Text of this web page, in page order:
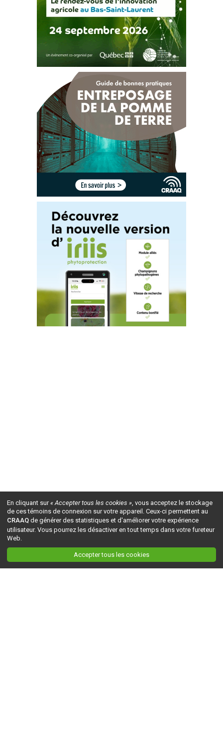
En cliquant sur« Accepter tous les cookies », vous acceptez le stockage
de ces témoins de connexion sur votre appareil. Ceux-ci permettent au
CRAAQ de générer des statistiques et d'améliorer votre expérience
utilisateur. Vous pourrez les désactiver en tout temps dans votre fureteur
Web.
Accepter tous les cookies